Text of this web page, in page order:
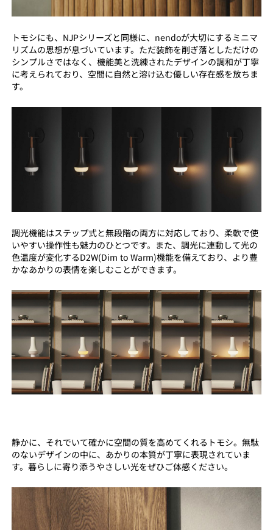
トモシにも、NJPシリーズと同様に、nendoが大切にするミニマ
リズムの思想が息づいています。ただ装飾を削ぎ落としただけの
シンプルさではなく、機能美と洗練されたデザインの調和が丁寧
に考えられており、空間に自然と溶け込む優しい存在感を放ちま
す。
調光機能はステップ式と無段階の両方に対応しており、柔軟で使
いやすい操作性も魅力のひとつです。また、調光に連動して光の
色温度が変化するD2W(Dim to Warm)機能を備えており、より豊
かなあかりの表情を楽しむことができます。
静かに、それでいて確かに空間の質を高めてくれるトモシ。無駄
のないデザインの中に、あかりの本質が丁寧に表現されていま
す。暮らしに寄り添うやさしい光をぜひご体感ください。